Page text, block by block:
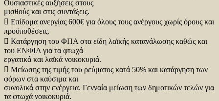
Ουσιαστικές αυξήσεις στους
μισθούς και στις συντάξεις.
 Επίδομα ανεργίας 600€ για όλους τους ανέργους χωρίς όρους και
προϋποθέσεις.
 Κατάργηση του ΦΠΑ στα είδη λαϊκής κατανάλωσης καθώς και
του ΕΝΦΙΑ για τα φτωχά
εργατικά και λαϊκά νοικοκυριά.
 Μείωσης της τιμής του ρεύματος κατά 50% και κατάργηση των
φόρων στα καύσιμα και
συνολικά στην ενέργεια. Γενναία μείωση των δημοτικών τελών για
τα φτωχά νοικοκυριά.